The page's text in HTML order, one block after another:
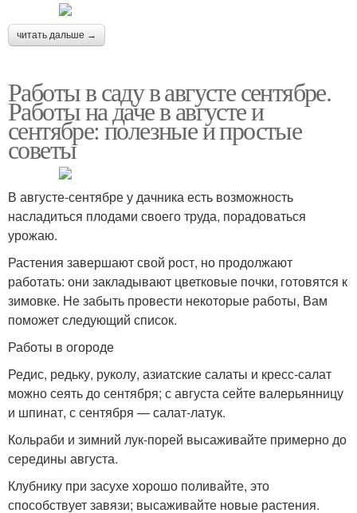
читать дальше →
Работы в саду в августе сентябре.
Работы на даче в августе и
сентябре: полезные и простые
советы
В августе-сентябре у дачника есть возможность
насладиться плодами своего труда, порадоваться
урожаю.
Растения завершают свой рост, но продолжают
работать: они закладывают цветковые почки, готовятся к
зимовке. Не забыть провести некоторые работы, Вам
поможет следующий список.
Работы в огороде
Редис, редьку, руколу, азиатские салаты и кресс-салат
можно сеять до сентября; с августа сейте валерьянницу
и шпинат, с сентября — салат-латук.
Кольраби и зимний лук-порей высаживайте примерно до
середины августа.
Клубнику при засухе хорошо поливайте, это
способствует завязи; высаживайте новые растения.